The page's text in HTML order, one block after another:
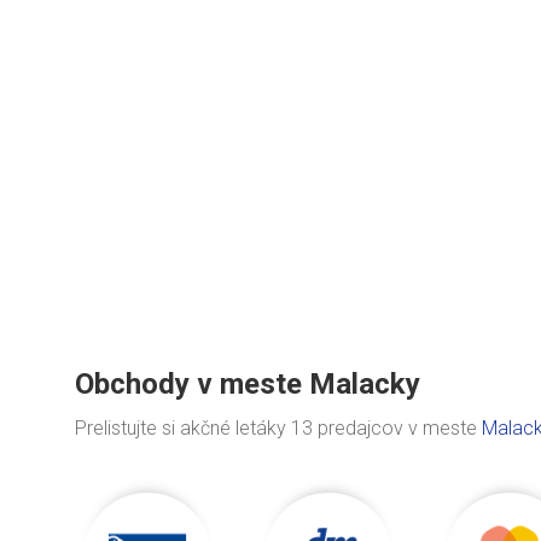
Obchody v meste Malacky
Prelistujte si akčné letáky 13 predajcov v meste